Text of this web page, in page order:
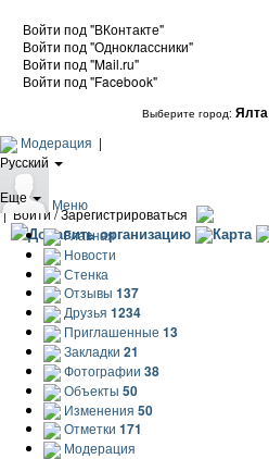
Войти под "ВКонтакте"
Войти под "Одноклассники"
Войти под "Mail.ru"
Войти под "Facebook"
Выберите город: Ялта
Модерация |
Русский
Еще
| Войти / Зарегистрироваться
Добавить организацию Карта
Меню
Главная
Новости
Стенка
Отзывы 137
Друзья 1234
Приглашенные 13
Закладки 21
Фотографии 38
Объекты 50
Изменения 50
Отметки 171
Модерация